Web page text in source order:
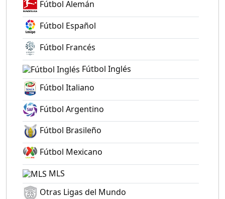
Fútbol Alemán
Fútbol Español
Fútbol Francés
Fútbol Inglés
Fútbol Italiano
Fútbol Argentino
Fútbol Brasileño
Fútbol Mexicano
MLS
Otras Ligas del Mundo